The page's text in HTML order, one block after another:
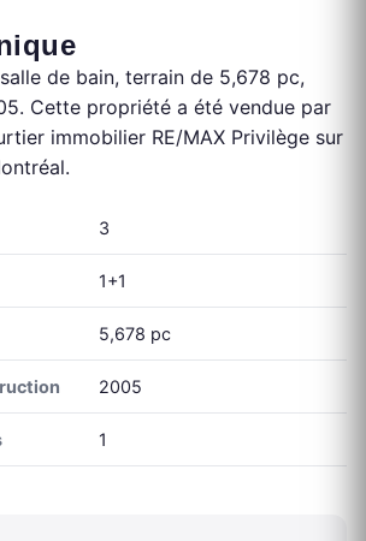
de bain, terrain de 5,678 pc,
Cette propriété a été vendue par
immobilier RE/MAX Privilège sur
3
1+1
5,678 pc
2005
1